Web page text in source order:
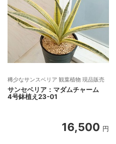
稀少なサンスベリア 観葉植物 現品販売
サンセベリア：マダムチャーム
4号鉢植え23-01
16,500 円